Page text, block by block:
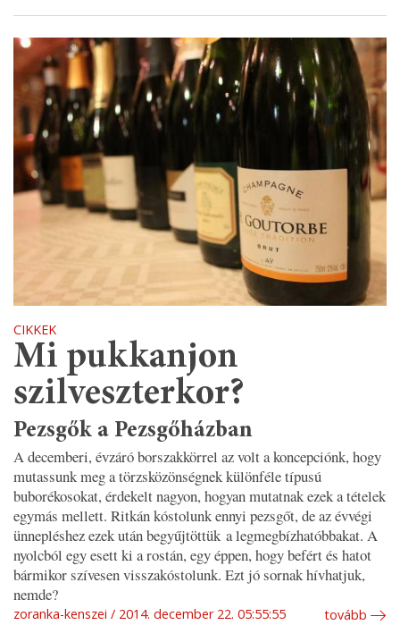
CIKKEK
Mi pukkanjon
szilveszterkor?
Pezsgők a Pezsgőházban
A decemberi, évzáró borszakkörrel az volt a koncepciónk, hogy
mutassunk meg a törzsközönségnek különféle típusú
buborékosokat, érdekelt nagyon, hogyan mutatnak ezek a tételek
egymás mellett. Ritkán kóstolunk ennyi pezsgőt, de az évvégi
ünnepléshez ezek után begyűjtöttük a legmegbízhatóbbakat. A
nyolcból egy esett ki a rostán, egy éppen, hogy befért és hatot
bármikor szívesen visszakóstolunk. Ezt jó sornak hívhatjuk,
nemde?
zoranka-kenszei 2014. december 22. 05:55:55 tovább